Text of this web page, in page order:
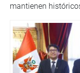
mantienen